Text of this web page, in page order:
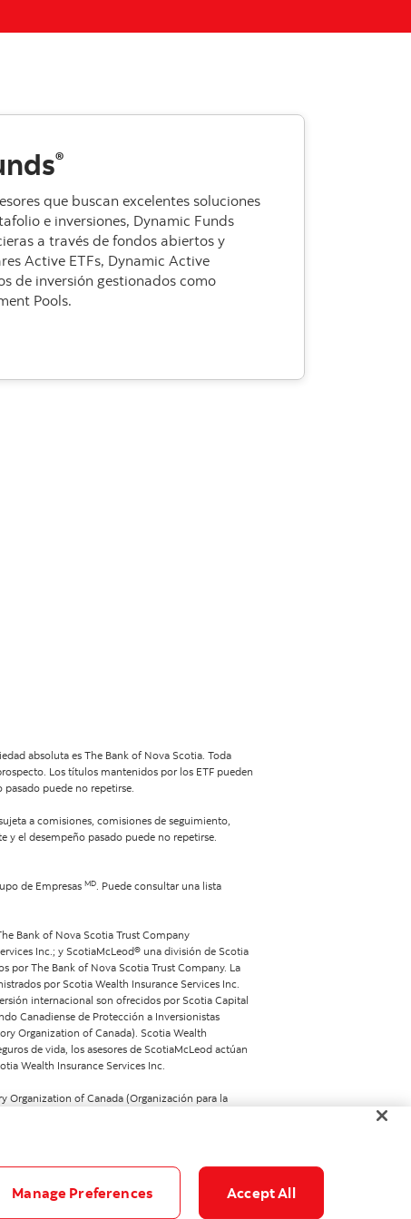
®
que buscan excelentes soluciones
e inversiones, Dynamic Funds
a través de fondos abiertos y
Active ETFs, Dynamic Active
de inversión gestionados como
Pools.
absoluta es The Bank of Nova Scotia. Toda
Los títulos mantenidos por los ETF pueden
puede no repetirse.
a comisiones, comisiones de seguimiento,
y el desempeño pasado puede no repetirse.
de Empresas MD. Puede consultar una lista
Bank of Nova Scotia Trust Company
Inc.; y ScotiaMcLeod® una división de Scotia
por The Bank of Nova Scotia Trust Company. La
por Scotia Wealth Insurance Services Inc.
internacional son ofrecidos por Scotia Capital
Canadiense de Protección a Inversionistas
Organization of Canada). Scotia Wealth
de vida, los asesores de ScotiaMcLeod actúan
Wealth Insurance Services Inc.
Organization of Canada (Organización para la
Manage Preferences Accept All